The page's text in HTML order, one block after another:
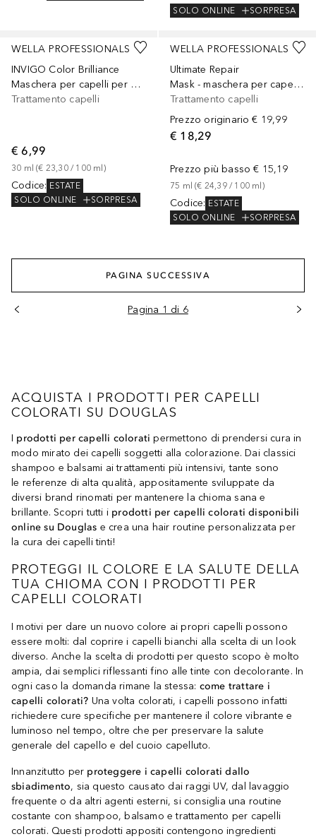
SOLO ONLINE SORPRESA
WELLA PROFESSIONALS
INVIGO Color Brilliance
Maschera per capelli per Capelli Normali-Fini
Trattamento capelli
€ 6,99
30 ml (€ 23,30 / 100 ml )
Codice: ESTATE
SOLO ONLINE
SORPRESA
WELLA PROFESSIONALS
Ultimate Repair
Mask - maschera per capelli per capelli danneggiati
Trattamento capelli
Prezzo originario € 19,99
€ 18,29
Prezzo più basso € 15,19
75 ml (€ 24,39 / 100 ml )
Codice: ESTATE
SOLO ONLINE
SORPRESA
Sponsorizzato
PAGINA SUCCESSIVA
Pagina 1 di 6
ACQUISTA I PRODOTTI PER CAPELLI
COLORATI SU DOUGLAS
I prodotti per capelli colorati permettono di prendersi cura in
modo mirato dei capelli soggetti alla colorazione. Dai classici
shampoo e balsami ai trattamenti più intensivi, tante sono
le referenze di alta qualità, appositamente sviluppate da
diversi brand rinomati per mantenere la chioma sana e
brillante. Scopri tutti i prodotti per capelli colorati disponibili
online su Douglas e crea una hair routine personalizzata per
la cura dei capelli tinti!
PROTEGGI IL COLORE E LA SALUTE DELLA
TUA CHIOMA CON I PRODOTTI PER
CAPELLI COLORATI
I motivi per dare un nuovo colore ai propri capelli possono
essere molti: dal coprire i capelli bianchi alla scelta di un look
diverso. Anche la scelta di prodotti per questo scopo è molto
ampia, dai semplici riflessanti fino alle tinte con decolorante. In
ogni caso la domanda rimane la stessa: come trattare i
capelli colorati? Una volta colorati, i capelli possono infatti
richiedere cure specifiche per mantenere il colore vibrante e
luminoso nel tempo, oltre che per preservare la salute
generale del capello e del cuoio capelluto.
Innanzitutto per proteggere i capelli colorati dallo
sbiadimento, sia questo causato dai raggi UV, dal lavaggio
frequente o da altri agenti esterni, si consiglia una routine
costante con shampoo, balsamo e trattamento per capelli
colorati. Questi prodotti appositi contengono ingredienti